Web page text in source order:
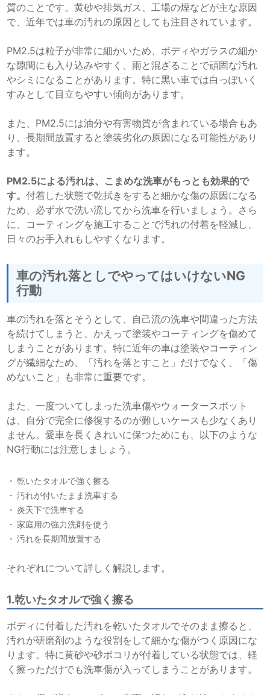
質のことです。黄砂や排気ガス、工場の煙などが主な原因
で、近年では車の汚れの原因としても注目されています。
PM2.5は粒子が非常に細かいため、ボディやガラスの細か
な隙間にも入り込みやすく、雨と混ざることで頑固な汚れ
やシミになることがあります。特に黒い車では白っぽいく
すみとして目立ちやすい傾向があります。
また、PM2.5には油分や有害物質が含まれている場合もあ
り、長期間放置すると塗装劣化の原因になる可能性があり
ます。
PM2.5による汚れは、こまめな洗車がもっとも効果的で
す。付着した状態で乾拭きをすると細かな傷の原因になる
ため、必ず水で洗い流してから洗車を行いましょう。さら
に、コーティングを施工することで汚れの付着を軽減し、
日々のお手入れもしやすくなります。
車の汚れ落としでやってはいけないNG
行動
車の汚れを落とそうとして、自己流の洗車や間違った方法
を続けてしまうと、かえって塗装やコーティングを傷めて
しまうことがあります。特に近年の車は塗装やコーティン
グが繊細なため、「汚れを落とすこと」だけでなく、「傷
めないこと」も非常に重要です。
また、一度ついてしまった洗車傷やウォータースポット
は、自分で完全に修復するのが難しいケースも少なくあり
ません。愛車を長くきれいに保つためにも、以下のような
NG行動には注意しましょう。
乾いたタオルで強く擦る
汚れが付いたまま洗車する
炎天下で洗車する
家庭用の強力洗剤を使う
汚れを長期間放置する
それぞれについて詳しく解説します。
1.乾いたタオルで強く擦る
ボディに付着した汚れを乾いたタオルでそのまま擦ると、
汚れが研磨剤のような役割をして細かな傷がつく原因にな
ります。特に黄砂や砂ボコリが付着している状態では、軽
く擦っただけでも洗車傷が入ってしまうことがあります。